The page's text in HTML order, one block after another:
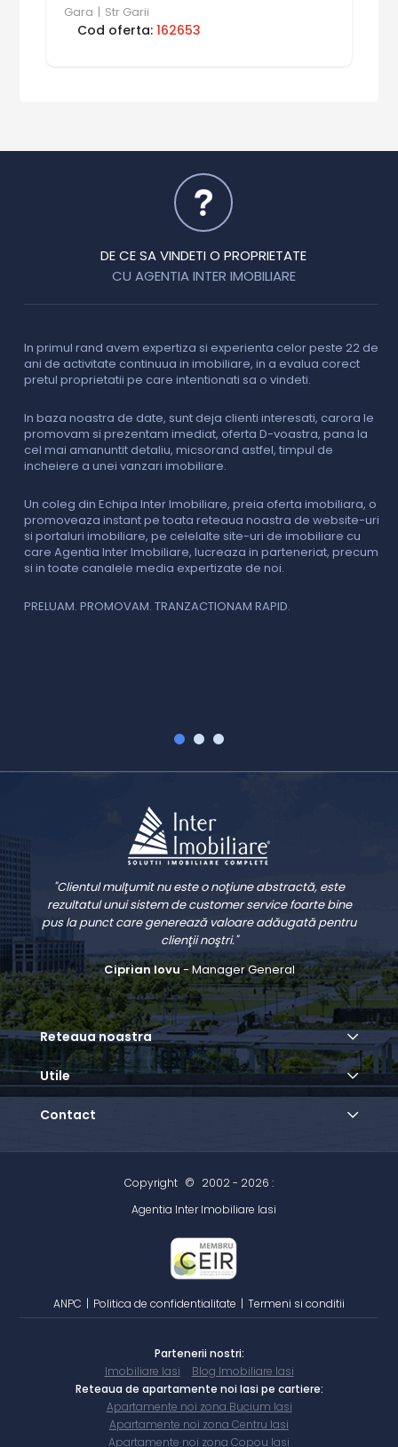
Gara | Str Garii
Cod oferta:162653
DE CE SA VINDETI O PROPRIETATE
CU AGENTIA INTER IMOBILIARE
In primul rand avem expertiza si experienta celor peste 22 de
ani de activitate continuua in imobiliare, in a evalua corect
pretul proprietatii pe care intentionati sa o vindeti.
In baza noastra de date, sunt deja clienti interesati, carora le
promovam si prezentam imediat, oferta D-voastra, pana la
cel mai amanuntit detaliu, micsorand astfel, timpul de
incheiere a unei vanzari imobiliare.
Un coleg din Echipa Inter Imobiliare, preia oferta imobiliara, o
promoveaza instant pe toata reteaua noastra de website-uri
si portaluri imobiliare, pe celelalte site-uri de imobiliare cu
care Agentia Inter Imobiliare, lucreaza in parteneriat, precum
si in toate canalele media expertizate de noi.
PRELUAM. PROMOVAM. TRANZACTIONAM RAPID.
"Clientul mulţumit nu este o noţiune abstractă, este
rezultatul unui sistem de customer service foarte bine
pus la punct care generează valoare adăugată pentru
clienţii noştri."
Ciprian Iovu- Manager General
Reteaua noastra
Utile
Contact
Copyright © 2002 - 2026 :
Agentia Inter Imobiliare Iasi
ANPC | Politica de confidentialitate | Termeni si conditii
Partenerii nostri:
Imobiliare Iasi
Blog Imobiliare Iasi
Reteaua de apartamente noi Iasi pe cartiere:
Apartamente noi zona Bucium Iasi
Apartamente noi zona Centru Iasi
Apartamente noi zona Copou Iasi